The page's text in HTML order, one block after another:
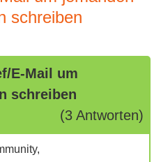
schreiben
E-Mail um
schreiben
(3 Antworten)